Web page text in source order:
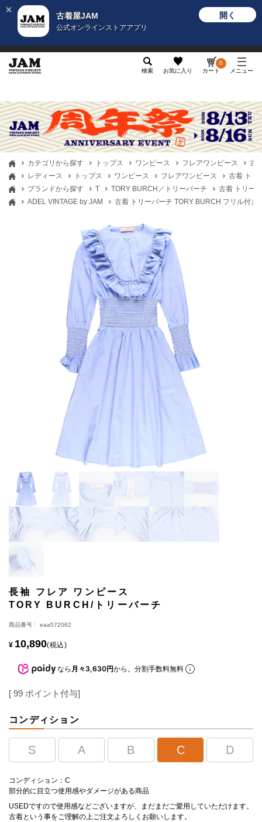
古着屋JAM
公式オンラインストアアプリ
開く
検索 お気に入り カート
0
メニュー
カテゴリから探す トップス ワンピース フレアワンピース
古
レディース
トップス ワンピース フレアワンピース
古着 トリ
ブランドから探す
T TORY BURCH／トリーバーチ
古着 トリー
ADEL VINTAGE by JAM
古着 トリーバーチ TORY BURCH フリル付
長袖 フレア ワンピース
TORY BURCH/トリーバーチ
商品番号 eaa572062
¥ 10,890 税込
なら 月々3,630円から。分割手数料無料
[ 99 ポイント付与]
コンディション
S A B C D
コンディション：C
部分的に目立つ使用感やダメージがある商品
USEDですので使用感などございますが、まだまだご愛用していただけます。
古着という事をご理解の上ご注文よろしくお願いします。